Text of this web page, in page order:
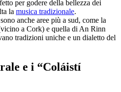
per godere della bellezza dei
la musica tradizionale.
anche aree più a sud, come la
a Cork) e quella di An Rinn
tradizioni uniche e un dialetto del
e i “Coláistí